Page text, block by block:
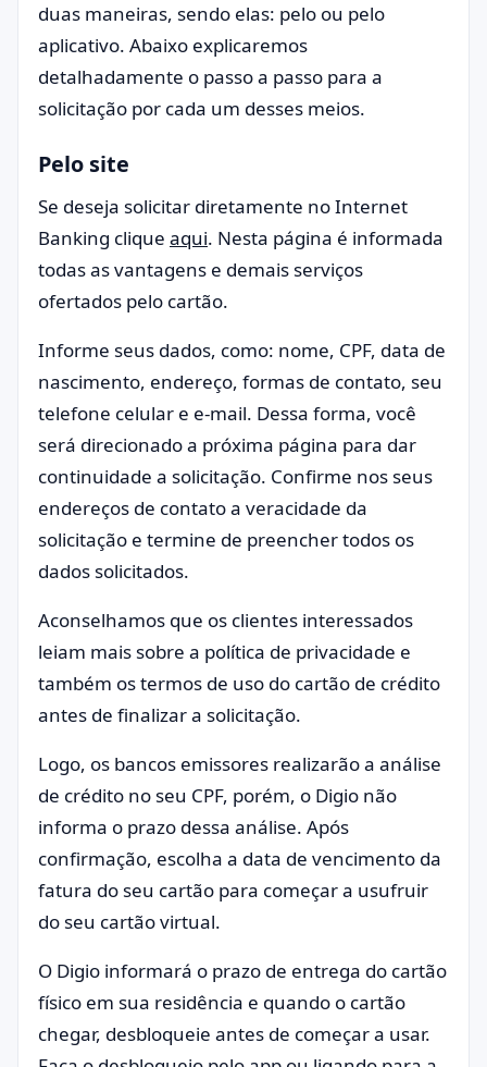
duas maneiras, sendo elas: pelo ou pelo
aplicativo. Abaixo explicaremos
detalhadamente o passo a passo para a
solicitação por cada um desses meios.
Pelo site
Se deseja solicitar diretamente no Internet
Banking clique aqui. Nesta página é informada
todas as vantagens e demais serviços
ofertados pelo cartão.
Informe seus dados, como: nome, CPF, data de
nascimento, endereço, formas de contato, seu
telefone celular e e-mail. Dessa forma, você
será direcionado a próxima página para dar
continuidade a solicitação. Confirme nos seus
endereços de contato a veracidade da
solicitação e termine de preencher todos os
dados solicitados.
Aconselhamos que os clientes interessados
leiam mais sobre a política de privacidade e
também os termos de uso do cartão de crédito
antes de finalizar a solicitação.
Logo, os bancos emissores realizarão a análise
de crédito no seu CPF, porém, o Digio não
informa o prazo dessa análise. Após
confirmação, escolha a data de vencimento da
fatura do seu cartão para começar a usufruir
do seu cartão virtual.
O Digio informará o prazo de entrega do cartão
físico em sua residência e quando o cartão
chegar, desbloqueie antes de começar a usar.